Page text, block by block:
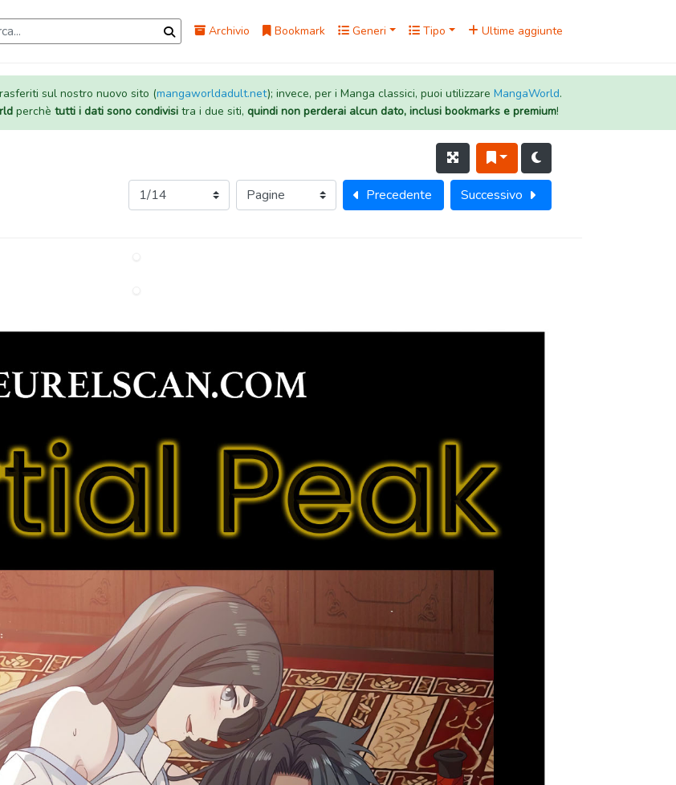
Archivio Bookmark Generi Tipo Ultime aggiunte
sul nostro nuovo sito (mangaworldadult.net); invece, per i Manga classici, puoi utilizzare MangaWorld.
perchè tutti i dati sono condivisitra i due siti, quindi non perderai alcun dato, inclusi bookmarks e premium!
Precedente Successivo